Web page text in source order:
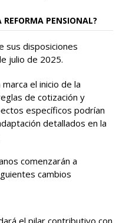
PENSIONAL?
sus disposiciones
julio de 2025.
el inicio de la
de cotización y
específicos podrían
detallados en la
comenzarán a
cambios